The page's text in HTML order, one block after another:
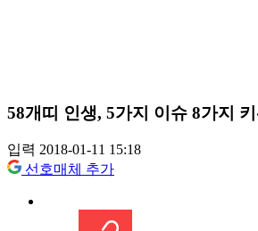
58개띠 인생, 5가지 이슈 8가지
입력 2018-01-11 15:18
선호매체 추가